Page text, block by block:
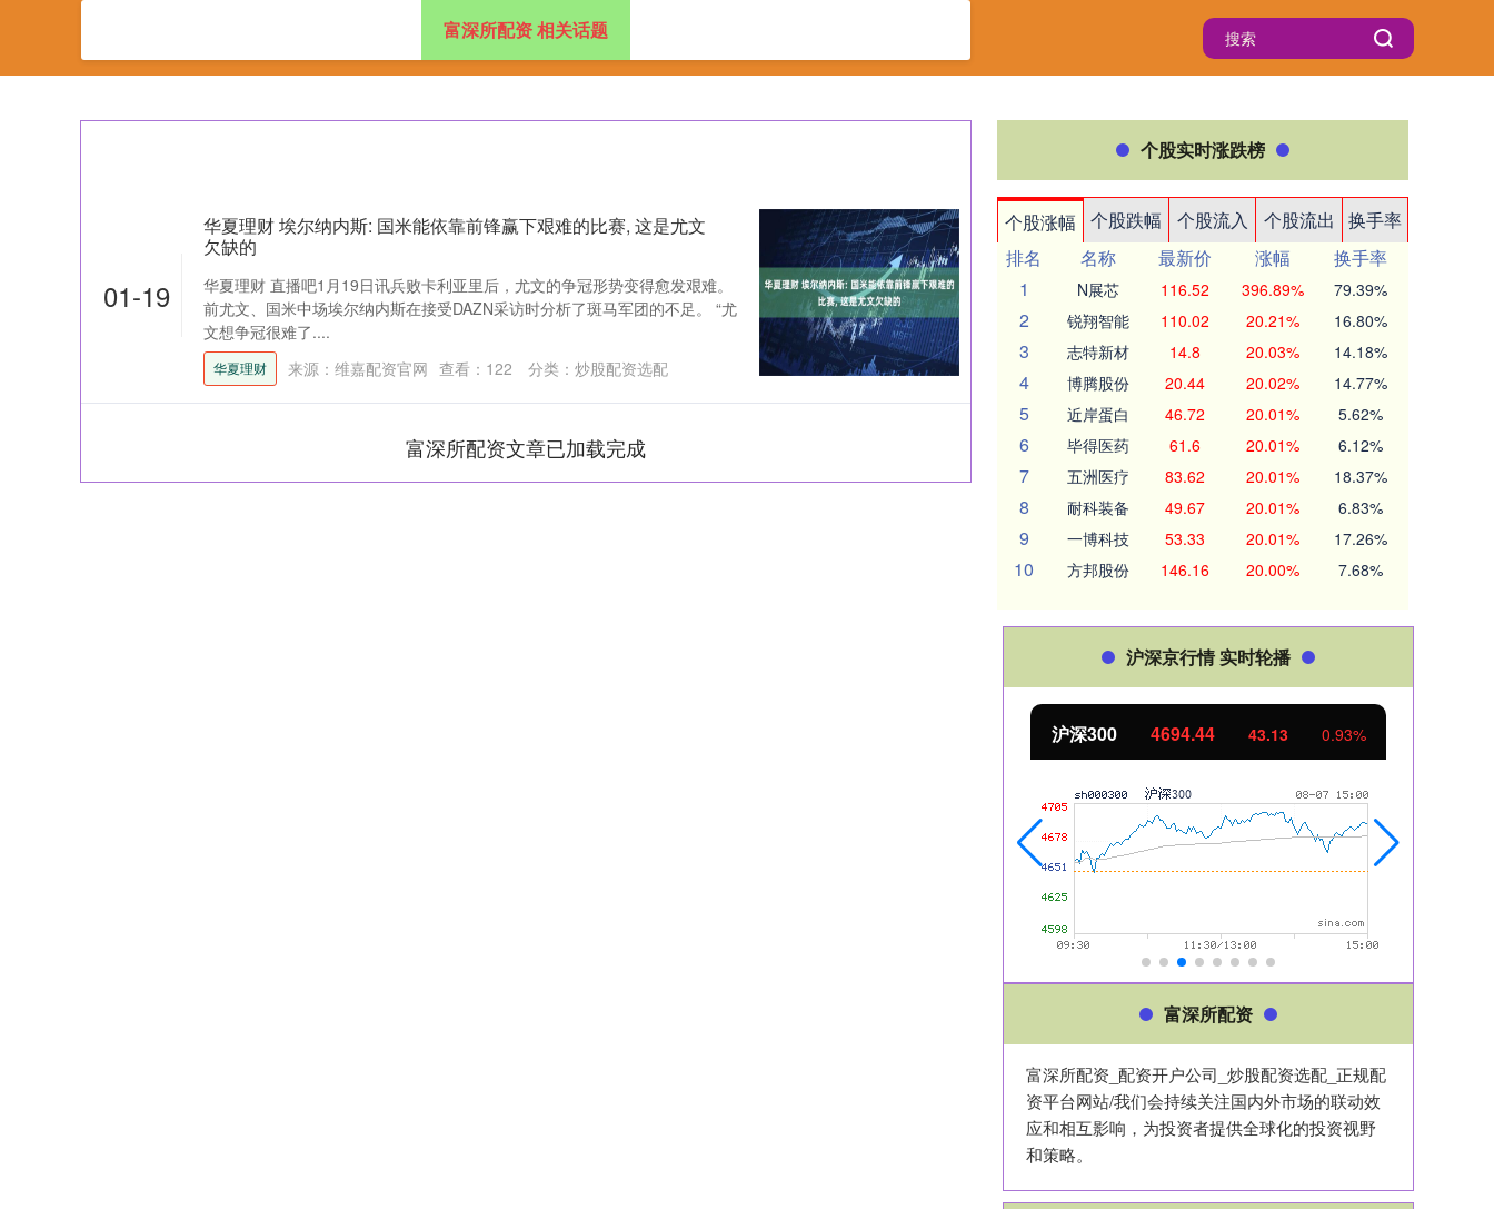
富深所配资 配资开户公司
富深所配资 相关话题
01-19
华夏理财 埃尔纳内斯: 国米能依靠前锋赢下艰难的比赛, 这是尤文
欠缺的
华夏理财 直播吧1月19日讯兵败卡利亚里后，尤文的争冠形势变得愈发艰难。
前尤文、国米中场埃尔纳内斯在接受DAZN采访时分析了斑马军团的不足。 “尤
文想争冠很难了....
华夏理财 来源：维嘉配资官网 查看： 122 分类： 炒股配资选配
富深所配资文章已加载完成
个股实时涨跌榜
个股涨幅 个股跌幅 个股流入 个股流出
换手率
排名
名称 最新价 涨幅
换手率
1
N展芯 116.52 396.89% 79.39%
2 锐翔智能 110.02 20.21% 16.80%
3 志特新材 14.8 20.03% 14.18%
4 博腾股份 20.44 20.02% 14.77%
5 近岸蛋白 46.72 20.01% 5.62%
6 毕得医药 61.6 20.01% 6.12%
7 五洲医疗 83.62 20.01% 18.37%
8 耐科装备 49.67 20.01% 6.83%
9 一博科技 53.33 20.01% 17.26%
10 方邦股份 146.16 20.00% 7.68%
沪深京行情 实时轮播
沪深300 4694.44 43.13 0.93%
富深所配资
富深所配资_配资开户公司_炒股配资选配_正规配
资平台网站/我们会持续关注国内外市场的联动效
应和相互影响，为投资者提供全球化的投资视野
和策略。